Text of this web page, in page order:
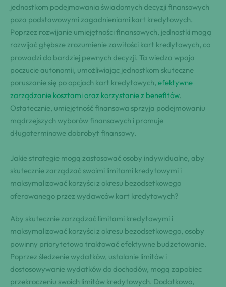
jednostkom podejmowania świadomych decyzji finansowych
poza podstawowymi zagadnieniami kart kredytowych.
Poprzez rozwijanie umiejętności finansowych, jednostki mogą
rozwijać głębsze zrozumienie zawiłości kart kredytowych, co
prowadzi do bardziej pewnych decyzji. Ta wiedza wpaja
poczucie autonomii, umożliwiając jednostkom skuteczne
poruszanie się po opcjach kart kredytowych, efektywne
zarządzanie kosztami oraz korzystanie z benefitów.
Ostatecznie, umiejętność finansowa sprzyja podejmowaniu
mądrzejszych wyborów finansowych i promuje
długoterminowe dobrobyt finansowy.
Jakie strategie mogą zastosować osoby indywidualne, aby
skutecznie zarządzać swoimi limitami kredytowymi i
maksymalizować korzyści z okresu bezodsetkowego
oferowanego przez wydawców kart kredytowych?
Aby skutecznie zarządzać limitami kredytowymi i
maksymalizować korzyści z okresu bezodsetkowego, osoby
powinny priorytetowo traktować efektywne budżetowanie.
Poprzez śledzenie wydatków, ustalanie limitów i
dostosowywanie wydatków do dochodów, mogą zapobiec
przekroczeniu swoich limitów kredytowych. Dodatkowo,